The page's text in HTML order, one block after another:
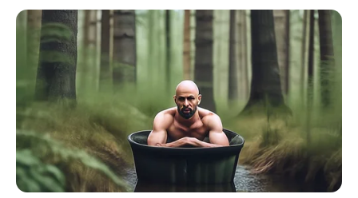
TEMAS RELACIONADOS
DISTRITO
CONCEJAL DE BOGOTÁ
PELUQUERÍAS EN BOGOTÁ
BARBERO
MANTÉNGASE EN ALERTA
Tenemos todas las noticias que le
interesan. Para estar bien informado, por